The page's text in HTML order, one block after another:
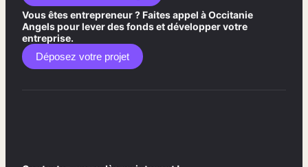
Vous êtes entrepreneur ? Faites appel à Occitanie
Angels pour lever des fonds et développer votre
entreprise.
Déposez votre projet